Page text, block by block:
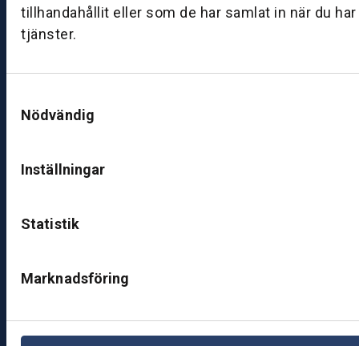
tillhandahållit eller som de har samlat in när du
tjänster.
Nödvändig
Inställningar
Statistik
Marknadsföring
ik
J
ö
g
u
d